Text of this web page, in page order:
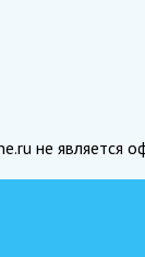
не является